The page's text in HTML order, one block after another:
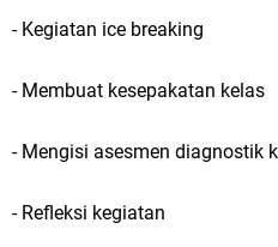
Nila Yani Apresiasi Launching
Jajanan Jadul di Ecopark Randuagung
- Kegiatan ice breaking
- Membuat kesepakatan kelas
- Mengisi asesmen diagnostik
- Refleksi kegiatan